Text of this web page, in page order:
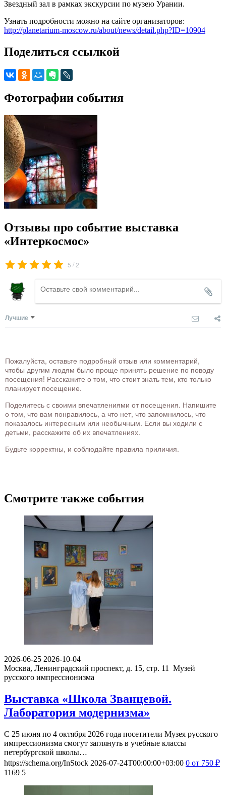
Звездный зал в рамках экскурсии по музею Урании.
Узнать подробности можно на сайте организаторов:
http://planetarium-moscow.ru/about/news/detail.php?ID=10904
Поделиться ссылкой
Фотографии события
Отзывы про событие выставка
«Интеркосмос»
5 /2
Лучшие
Пожалуйста, оставьте подробный отзыв или комментарий,
чтобы другим людям было проще принять решение по поводу
посещения! Расскажите о том, что стоит знать тем, кто только
планирует посещение.
Поделитесь с своими впечатлениями от посещения. Напишите
о том, что вам понравилось, а что нет, что запомнилось, что
показалось интересным или необычным. Если вы ходили с
детьми, расскажите об их впечатлениях.
Будьте корректны, и соблюдайте правила приличия.
Смотрите также события
2026-06-25 2026-10-04
Москва, Ленинградский проспект, д. 15, стр. 11
Музей
русского импрессионизма
Выставка «Школа Званцевой.
Лаборатория модернизма»
С 25 июня по 4 октября 2026 года посетители Музея русского
импрессионизма смогут заглянуть в учебные классы
петербургской школы…
https://schema.org/InStock 2026-07-24T00:00:00+03:00 0 от 750 ₽
1169 5